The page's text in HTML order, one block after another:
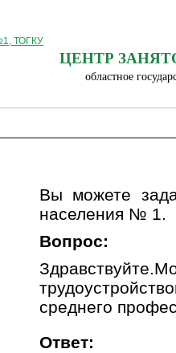
ЦЕНТР
областное
Вы можете
населения № 1.
Вопрос:
среднего
Ответ: